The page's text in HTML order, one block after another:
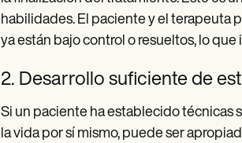
habilidades. El paciente y el terapeuta
ya están bajo control o resueltos, lo
2. Desarrollo suficiente de
Si un paciente ha establecido técnicas
la vida por sí mismo, puede ser